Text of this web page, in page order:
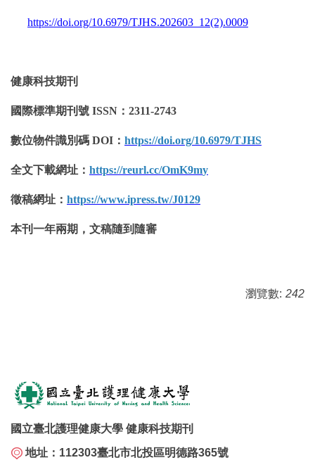
https://doi.org/10.6979/TJHS.202603_12(2).0009
健康科技期刊
國際標準期刊號 ISSN ： 2311-2743
數位物件識別碼 DOI ： https://doi.org/10.6979/TJHS
全文下載網址： https://reurl.cc/OmK9my
徵稿網址： https://www.ipress.tw/J0129
本刊一年兩期，文稿隨到隨審
瀏覽數: 242
國立臺北護理健康大學 健康科技期刊
地址：112303臺北市北投區明德路365號